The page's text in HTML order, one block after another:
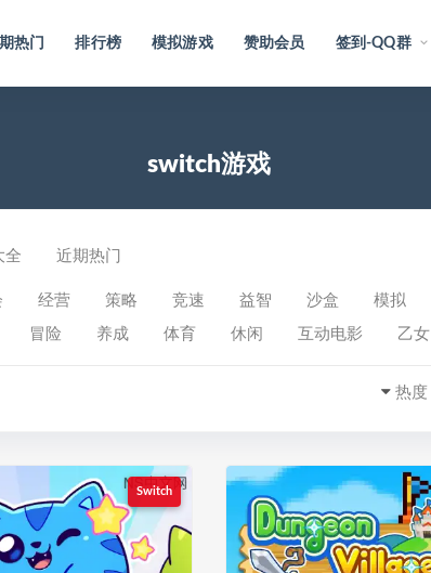
热门 排行榜 模拟游戏 赞助会员 签到-QQ群
switch游戏
全 近期热门
经营 策略 竞速 益智 沙盒 模拟
冒险 养成 体育 休闲 互动电影 乙女
热度
Switch